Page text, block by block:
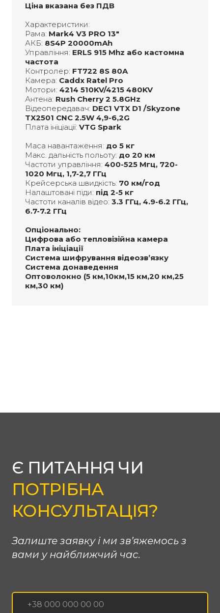
Ціна вказана без ПДВ
Характеристики:
Рама: Мark4 V3 PRO 13"
АКБ: 8S4P 20000mAh
Управління: ERLS 915 Mhz або кастомна
частота
Контролер: FT722 8S 80A
Камера: Caddx Ratel Pro
Мотори: 4214 510KV/4215 480KV
Антена: Rush Cherry 2 5.8GHz
Відеопередавач: DEC1 VTX D1 /Skyzone
TX2501 CNC 2.5W 4,9-6,2G
Плата ініціації: VTG Spark
Маса навантаження: до 5 кг
Макс. дальність польоту: до 20 км
Частоти управління: 400-525 Мгц, 720-
1020 Мгц, 1,7-2,7 ГГц
Крейсерська швидкість: 70 км/год
Налаштовані піди: під 2-5 кг
Частоти каналів відео: 3.3 ГГц, 4.9-6.2 ГГц,
6.7-7.2 ГГц
Опціонально:
Цифрова або тепловізійна камера
Плата ініціації
Система шифрування відеозв’язку
Система донаведення
Оптоволокно (5 км,10км,15 км,20 км,25
км,30 км)
Є ПИТАННЯ ЧИ
ПОТРІБНА
КОНСУЛЬТАЦІЯ?
Залиште заявку і ми зв’яжемось з
вами у найближчий час.